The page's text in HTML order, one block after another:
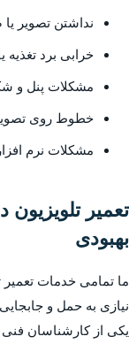
نداشتن تصویر
خرابی برد تغذیه
مشکلات پنل و
خطوط روی
مشکلات نرم
تعمیر
بهبودی
ما تمامی خدمات تعمیر
نیازی به حمل و
یکی از کارشناسان